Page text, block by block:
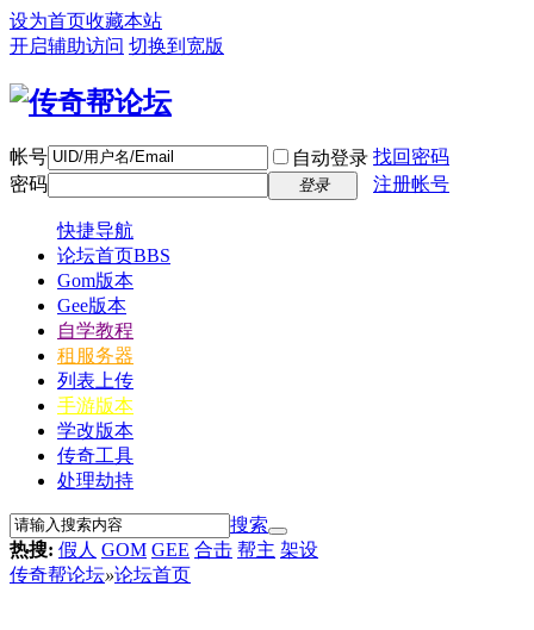
设为首页收藏本站
开启辅助访问 切换到宽版
帐号 自动登录 找回密码
密码
登录 注册帐号
快捷导航
论坛首页BBS
Gom版本
Gee版本
自学教程
租服务器
列表上传
手游版本
学改版本
传奇工具
处理劫持
搜索
热搜: 假人 GOM GEE 合击 帮主 架设
传奇帮论坛»论坛首页